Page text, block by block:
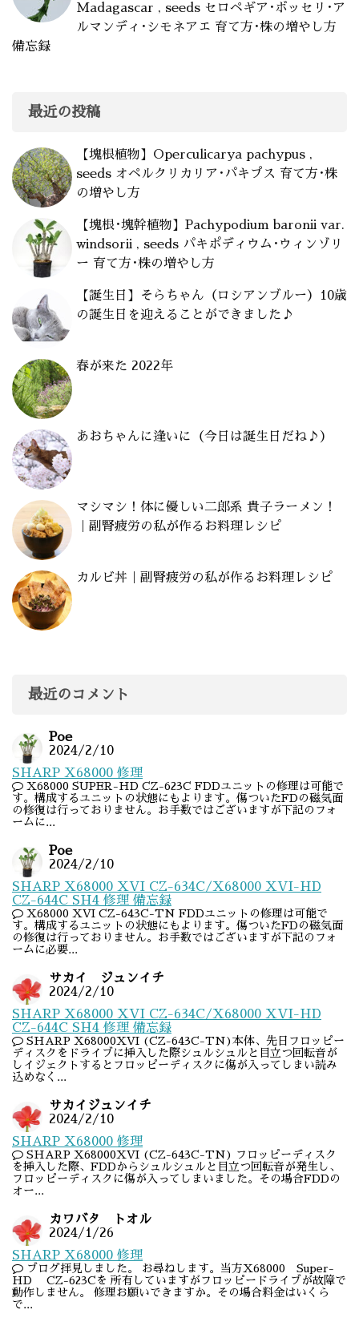
Madagascar , seeds セロペギア･ボッセリ･ア
ルマンディ･シモネアエ 育て方･株の増やし方
備忘録
最近の投稿
【塊根植物】Operculicarya pachypus ,
seeds オペルクリカリア･パキプス 育て方･株
の増やし方
【塊根･塊幹植物】Pachypodium baronii var.
windsorii , seeds パキポディウム･ウィンゾリ
ー 育て方･株の増やし方
【誕生日】そらちゃん（ロシアンブルー）10歳
の誕生日を迎えることができました♪
春が来た 2022年
あおちゃんに逢いに（今日は誕生日だね♪）
マシマシ！体に優しい二郎系 貴子ラーメン！
｜副腎疲労の私が作るお料理レシピ
カルビ丼｜副腎疲労の私が作るお料理レシピ
最近のコメント
Poe
2024/2/10
SHARP X68000 修理
X68000 SUPER-HD CZ-623C FDDユニットの修理は可能で
す。構成するユニットの状態にもよります。傷ついたFDの磁気面
の修復は行っておりません。お手数ではございますが下記のフォ
ームに...
Poe
2024/2/10
SHARP X68000 XVI CZ-634C/X68000 XVI-HD
CZ-644C SH4 修理 備忘録
X68000 XVI CZ-643C-TN FDDユニットの修理は可能で
す。構成するユニットの状態にもよります。傷ついたFDの磁気面
の修復は行っておりません。お手数ではございますが下記のフォ
ームに必要...
サカイ ジュンイチ
2024/2/10
SHARP X68000 XVI CZ-634C/X68000 XVI-HD
CZ-644C SH4 修理 備忘録
SHARP X68000XVI (CZ-643C-TN)本体、先日フロッピー
ディスクをドライブに挿入した際シュルシュルと目立つ回転音が
しイジェクトするとフロッピーディスクに傷が入ってしまい読み
込めなく...
サカイジュンイチ
2024/2/10
SHARP X68000 修理
SHARP X68000XVI (CZ-643C-TN) フロッピーディスク
を挿入した際、FDDからシュルシュルと目立つ回転音が発生し、
フロッピーディスクに傷が入ってしまいました。その場合FDDの
オー...
カワバタ トオル
2024/1/26
SHARP X68000 修理
ブログ拝見しました。 お尋ねします。当方X68000 Super-
HD CZ-623Cを 所有していますがフロッピードライブが故障で
動作しません。 修理お願いできますか。その場合料金はいくら
で...